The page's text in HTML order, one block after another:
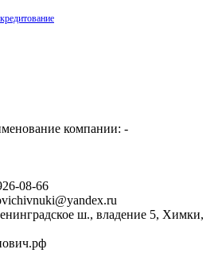
компании: -
08-66
ш., владение 5, Химки,